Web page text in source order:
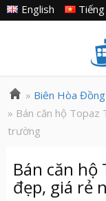
English
» Biên Hòa
» Bán căn hộ
trường
Bán căn hộ
đẹp, giá rẻ